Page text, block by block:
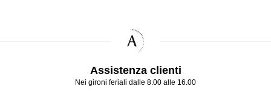
Assistenza clienti
Nei gironi feriali dalle 8.00 alle 16.00